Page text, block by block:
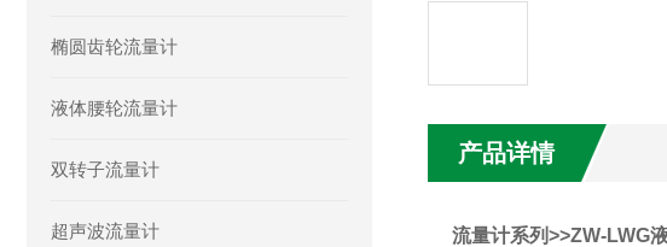
椭圆齿轮流量计
液体腰轮流量计
双转子流量计
超声波流量计
产品详情
流量计系列>>ZW-LWG